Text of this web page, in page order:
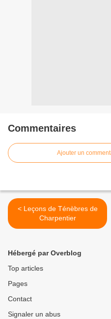
Commentaires
Ajouter un
< Leçons de Ténèbres de
Charpentier
Hébergé par Overblog
Top articles
Pages
Contact
Signaler un abus